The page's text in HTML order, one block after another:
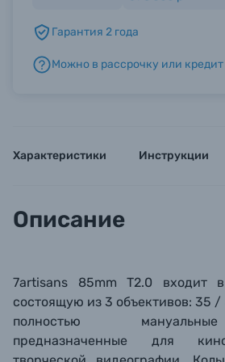
Б/У фототехника
Гарантия 2 года
Можно в рассрочку или кредит
Характеристики Инструкции
Описание
7artisans 85mm T2.0 входит
состоящую из 3 объективов: 35
полностью
предназначенные для